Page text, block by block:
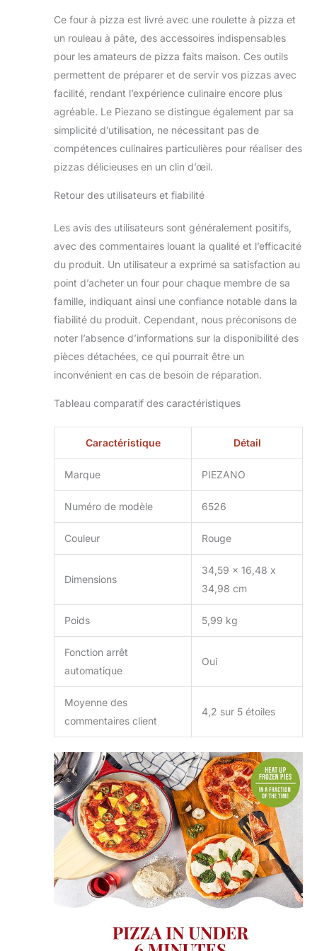
généralement que
jusqu'à 232,2 à 260
°C, vous
empêchant
d'atteindre la croûte
croustillante qui est
pizzeria. Le four à
pizza électrique
PIEZANO le prend
jusqu'à 426,7 °C
puissiez obtenir
résultats de croûte
à chaque fois.
horno de pizza
Tartes cuites à la
pierre : une pierre
plate de 30,5 cm en
transfère la chaleur
pendant la cuisson
afin que votre pizza
cuit uniformément,
croûte croustillante.
pierre est amovible
pour un nettoyage
facile. pizza horno
Contrôle de la
chaleur réglable :
les réglages de
chaleur supérieure
et inférieure vous
contrôle total de la
température pour
une cuisson plus
uniforme. Un
thermomètre
intégré vous permet
processus de
cuisson idéales.
branchez votre four
à pizza intérieur
PIEZANO dans la
prise la plus proche.
Placez-le sur votre
plan de travail pour
un confort
quotidien. Les
ventouses de base
sur le fond
l'empêchent de
Veuillez noter : le
Ce four à pizza est livré avec une roulette à pizza et
un rouleau à pâte, des accessoires indispensables
pour les amateurs de pizza faits maison. Ces outils
permettent de préparer et de servir vos pizzas avec
facilité, rendant l’expérience culinaire encore plus
agréable. Le Piezano se distingue également par sa
simplicité d’utilisation, ne nécessitant pas de
compétences culinaires particulières pour réaliser des
pizzas délicieuses en un clin d’œil.
Retour des utilisateurs et fiabilité
Les avis des utilisateurs sont généralement positifs,
avec des commentaires louant la qualité et l’efficacité
du produit. Un utilisateur a exprimé sa satisfaction au
point d’acheter un four pour chaque membre de sa
famille, indiquant ainsi une confiance notable dans la
fiabilité du produit. Cependant, nous préconisons de
noter l’absence d’informations sur la disponibilité des
pièces détachées, ce qui pourrait être un
inconvénient en cas de besoin de réparation.
Tableau comparatif des caractéristiques
Caractéristique Détail
Marque PIEZANO
Numéro de modèle 6526
Couleur Rouge
Dimensions
34,59 x 16,48 x
34,98 cm
Poids 5,99 kg
Fonction arrêt
automatique
Oui
Moyenne des
commentaires client
4,2 sur 5 étoiles